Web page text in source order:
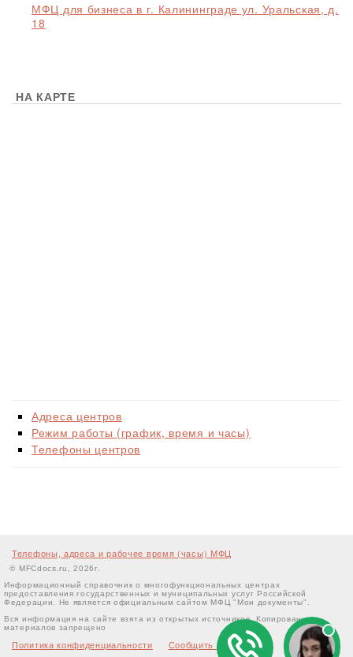
МФЦ для бизнеса в г. Калининграде ул. Уральская, д.
18
НА КАРТЕ
Адреса центров
Режим работы (график, время и часы)
Телефоны центров
Телефоны, адреса и рабочее время (часы) МФЦ
© MFCdocs.ru, 2026г.
Информационный справочник о многофункциональных центрах
предоставления государственных и муниципальных услуг Российской
Федерации. Не является официальным сайтом МФЦ "Мои документы".
Вся информация на сайте взята из открытых источников. Копирование
материалов запрещено
Политика конфиденциальности Сообщить об ошибке